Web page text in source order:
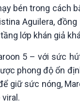
bén trong cách
Aguilera,
lớp khán giả
5 – với sức
phong độ ổn
giữ sức nóng,